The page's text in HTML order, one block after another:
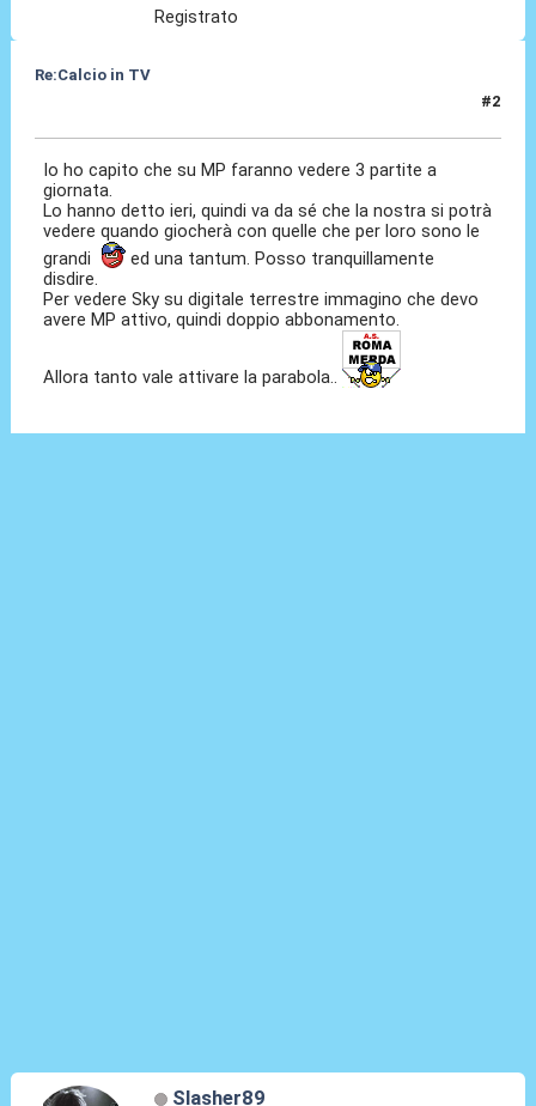
Registrato
Re:Calcio in TV
#2
Io ho capito che su MP faranno vedere 3 partite a
giornata.
Lo hanno detto ieri, quindi va da sé che la nostra si potrà
vedere quando giocherà con quelle che per loro sono le
grandi
ed una tantum. Posso tranquillamente
disdire.
Per vedere Sky su digitale terrestre immagino che devo
avere MP attivo, quindi doppio abbonamento.
Allora tanto vale attivare la parabola..
Slasher89